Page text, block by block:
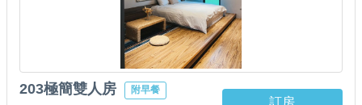
203極簡雙人房 附早餐
訂房